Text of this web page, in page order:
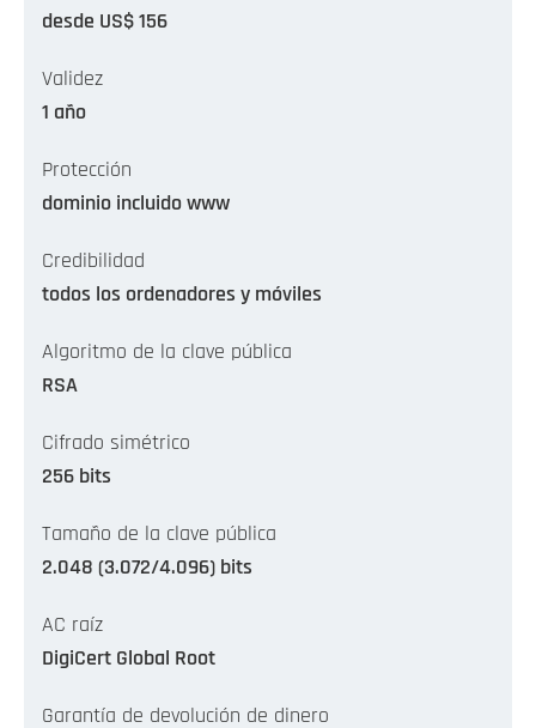
desde US$ 156
Validez
1 año
Protección
dominio incluido www
Credibilidad
todos los ordenadores y móviles
Algoritmo de la clave pública
RSA
Cifrado simétrico
256 bits
Tamaño de la clave pública
2.048 (3.072/4.096) bits
AC raíz
DigiCert Global Root
Garantía de devolución de dinero